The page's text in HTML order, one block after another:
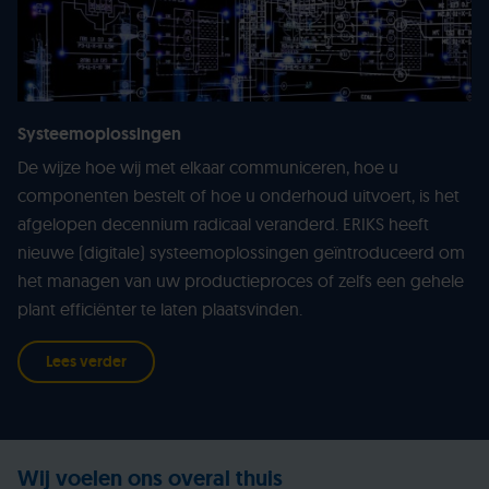
Systeemoplossingen
De wijze hoe wij met elkaar communiceren, hoe u
componenten bestelt of hoe u onderhoud uitvoert, is het
afgelopen decennium radicaal veranderd. ERIKS heeft
nieuwe (digitale) systeemoplossingen geïntroduceerd om
het managen van uw productieproces of zelfs een gehele
plant efficiënter te laten plaatsvinden.
Lees verder
Wij voelen ons overal thuis